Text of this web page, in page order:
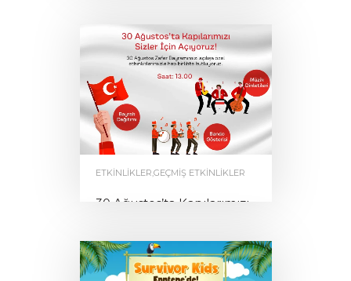
by ENNTEPE 0
ETKINLIKLER,GEÇMIŞ ETKINLIKLER
30 Ağustos’ta Kapılarımızı
byENNTEPE 0